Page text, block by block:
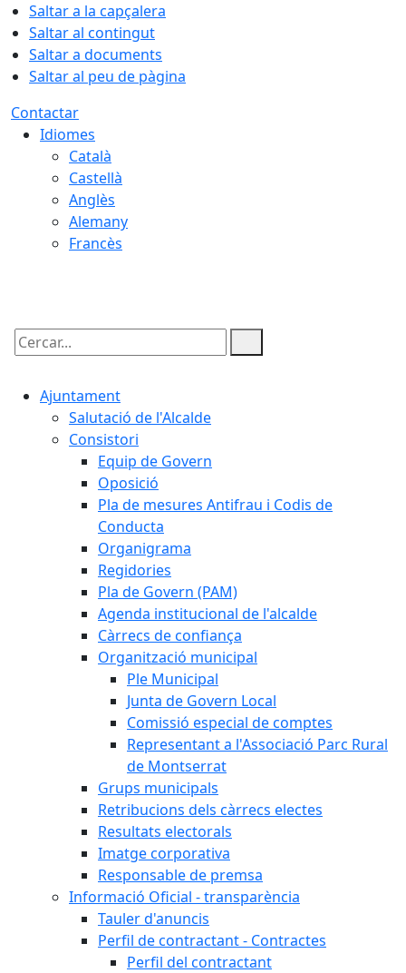
Saltar a la capçalera
Saltar al contingut
Saltar a documents
Saltar al peu de pàgina
Contactar
Idiomes
Català
Castellà
Anglès
Alemany
Francès
Cercar:
Ajuntament
Salutació de l'Alcalde
Consistori
Equip de Govern
Oposició
Pla de mesures Antifrau i Codis de
Conducta
Organigrama
Regidories
Pla de Govern (PAM)
Agenda institucional de l'alcalde
Càrrecs de confiança
Organització municipal
Ple Municipal
Junta de Govern Local
Comissió especial de comptes
Representant a l'Associació Parc Rural
de Montserrat
Grups municipals
Retribucions dels càrrecs electes
Resultats electorals
Imatge corporativa
Responsable de premsa
Informació Oficial - transparència
Tauler d'anuncis
Perfil de contractant - Contractes
Perfil del contractant